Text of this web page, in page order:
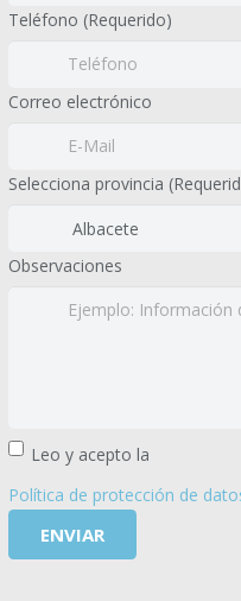
Teléfono (Requerido)
Correo electrónico
Selecciona provincia
Observaciones
Leo y acepto la
Política de protección de